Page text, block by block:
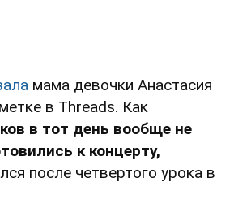
мама девочки Анастасия
в Threads. Как
в тот день вообще не
к концерту,
после четвертого урока в